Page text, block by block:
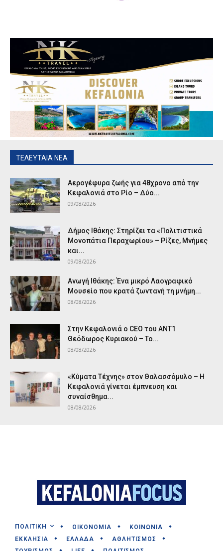
ΤΕΛΕΥΤΑΙΑ ΝΕΑ
Αερογέφυρα ζωής για 48χρονο από την
Κεφαλονιά στο Ρίο – Δύο...
09/08/2026
Δήμος Ιθάκης: Στηρίζει τα «Πολιτιστικά
Μονοπάτια Περαχωρίου» – Ρίζες, Μνήμες
και...
09/08/2026
Ανωγή Ιθάκης: Ένα μικρό Λαογραφικό
Μουσείο που κρατά ζωντανή τη μνήμη...
08/08/2026
Στην Κεφαλονιά ο CEO του ANT1
Θεόδωρος Κυριακού – Το...
08/08/2026
«Κύματα Τέχνης» στον Θαλασσόμυλο – Η
Κεφαλονιά γίνεται έμπνευση και
συναίσθημα...
08/08/2026
ΠΟΛΙΤΙΚΗ ΟΙΚΟΝΟΜΙΑ
ΚΟΙΝΩΝΙΑ
ΕΚΚΛΗΣΙΑ
ΕΛΛΑΔΑ
ΑΘΛΗΤΙΣΜΟΣ